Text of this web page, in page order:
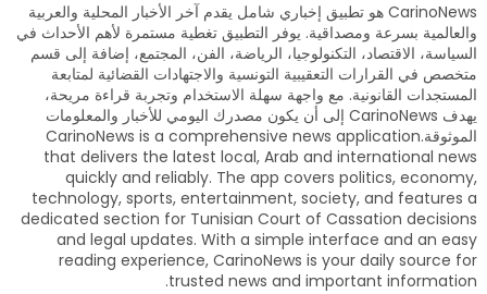
CarinoNews هو تطبيق إخباري شامل يقدم آخر الأخبار المحلية والعربية
والعالمية بسرعة ومصداقية. يوفر التطبيق تغطية مستمرة لأهم الأحداث في
السياسة، الاقتصاد، التكنولوجيا، الرياضة، الفن، المجتمع، إضافة إلى قسم
متخصص في القرارات التعقيبية التونسية والاجتهادات القضائية لمتابعة
المستجدات القانونية. مع واجهة سهلة الاستخدام وتجربة قراءة مريحة،
يهدف CarinoNews إلى أن يكون مصدرك اليومي للأخبار والمعلومات
الموثوقة.CarinoNews is a comprehensive news application
that delivers the latest local, Arab and international news
quickly and reliably. The app covers politics, economy,
technology, sports, entertainment, society, and features a
dedicated section for Tunisian Court of Cassation decisions
and legal updates. With a simple interface and an easy
reading experience, CarinoNews is your daily source for
trusted news and important information.